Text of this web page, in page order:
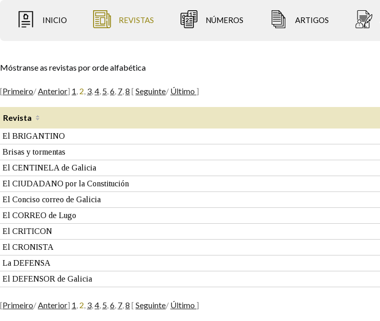
INICIO REVISTAS NÚMEROS ARTIGOS
Móstranse as revistas por orde alfabética
[Primeiro/Anterior] 1, 2, 3,4, 5,6, 7,8 [ Seguinte/ Último ]
Revista
El BRIGANTINO
Brisas y tormentas
El CENTINELA de Galicia
El CIUDADANO por la Constitución
El Conciso correo de Galicia
El CORREO de Lugo
El CRITICON
El CRONISTA
La DEFENSA
El DEFENSOR de Galicia
[Primeiro/Anterior] 1, 2, 3,4, 5,6, 7,8 [ Seguinte/ Último ]